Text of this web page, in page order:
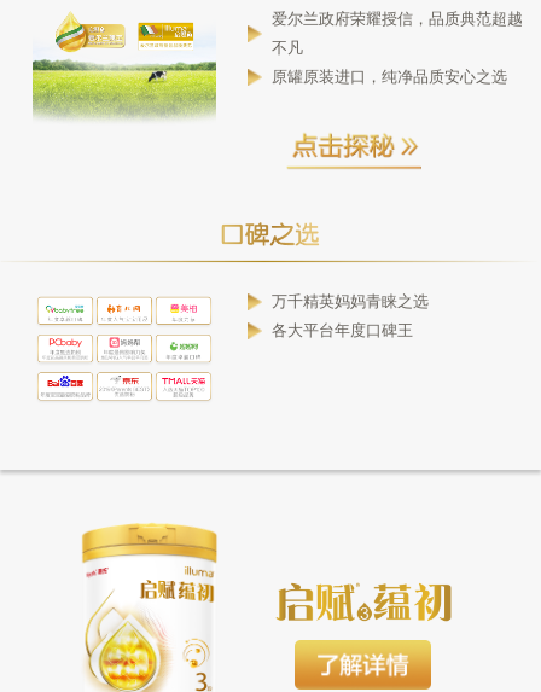
爱尔兰政府荣耀授信，品质典范超越
不凡
原罐原装进口，纯净品质安心之选
万千精英妈妈青睐之选
各大平台年度口碑王